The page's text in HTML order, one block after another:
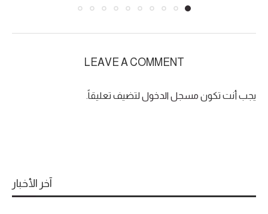
LEAVE A COMMENT
يجب أنت تكون مسجل الدخول لتضيف تعليقاً.
آخر الأخبار